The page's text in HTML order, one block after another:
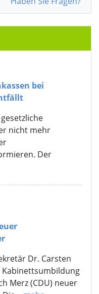
bei
nicht mehr
Der
Dr. Carsten
Kabinettsumbildung
Merz (CDU) neuer